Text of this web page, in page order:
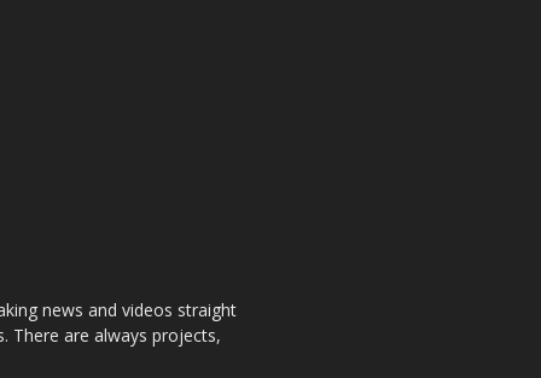
news and videos straight
There are always projects,